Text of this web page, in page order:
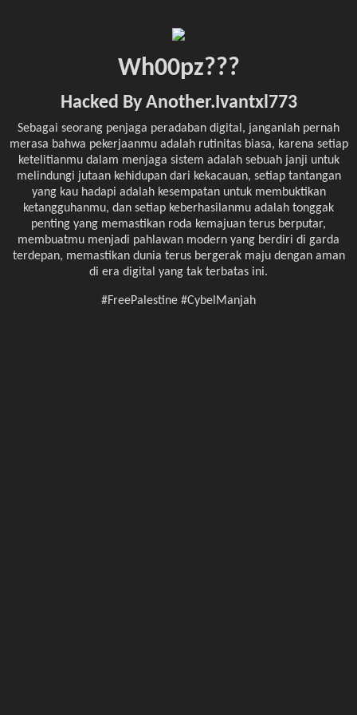
Wh00pz???
Hacked By Another.Ivantxl773
Sebagai seorang penjaga peradaban digital, janganlah pernah
merasa bahwa pekerjaanmu adalah rutinitas biasa, karena setiap
ketelitianmu dalam menjaga sistem adalah sebuah janji untuk
melindungi jutaan kehidupan dari kekacauan, setiap tantangan
yang kau hadapi adalah kesempatan untuk membuktikan
ketangguhanmu, dan setiap keberhasilanmu adalah tonggak
penting yang memastikan roda kemajuan terus berputar,
membuatmu menjadi pahlawan modern yang berdiri di garda
terdepan, memastikan dunia terus bergerak maju dengan aman
di era digital yang tak terbatas ini.
#FreePalestine #CybelManjah